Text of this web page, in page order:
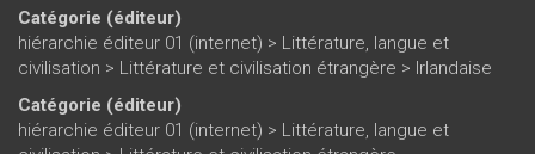
Catégorie (éditeur)
hiérarchie éditeur 01 (internet) > Littérature, langue et
civilisation > Littérature et civilisation étrangère > Irlandaise
Catégorie (éditeur)
hiérarchie éditeur 01 (internet) > Littérature, langue et